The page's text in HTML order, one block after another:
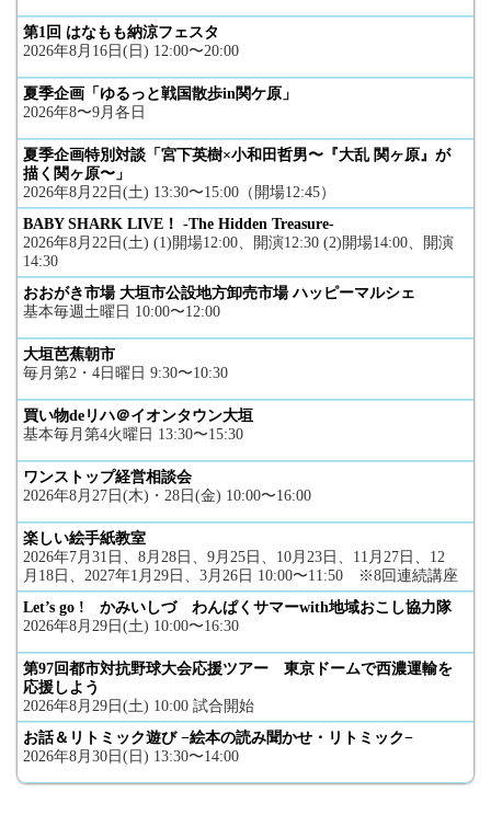
第1回 はなもも納涼フェスタ
2026年8月16日(日) 12:00〜20:00
夏季企画「ゆるっと戦国散歩in関ケ原」
2026年8〜9月各日
夏季企画特別対談「宮下英樹×小和田哲男〜『大乱 関ヶ原』が
描く関ヶ原〜」
2026年8月22日(土) 13:30〜15:00（開場12:45）
BABY SHARK LIVE！ -The Hidden Treasure-
2026年8月22日(土) (1)開場12:00、開演12:30 (2)開場14:00、開演
14:30
おおがき市場 大垣市公設地方卸売市場 ハッピーマルシェ
基本毎週土曜日 10:00〜12:00
大垣芭蕉朝市
毎月第2・4日曜日 9:30〜10:30
買い物deリハ＠イオンタウン大垣
基本毎月第4火曜日 13:30〜15:30
ワンストップ経営相談会
2026年8月27日(木)・28日(金) 10:00〜16:00
楽しい絵手紙教室
2026年7月31日、8月28日、9月25日、10月23日、11月27日、12
月18日、2027年1月29日、3月26日 10:00〜11:50 ※8回連続講座
Let’s go ! かみいしづ わんぱくサマーwith地域おこし協力隊
2026年8月29日(土) 10:00〜16:30
第97回都市対抗野球大会応援ツアー 東京ドームで西濃運輸を
応援しよう
2026年8月29日(土) 10:00 試合開始
お話＆リトミック遊び −絵本の読み聞かせ・リトミック−
2026年8月30日(日) 13:30〜14:00